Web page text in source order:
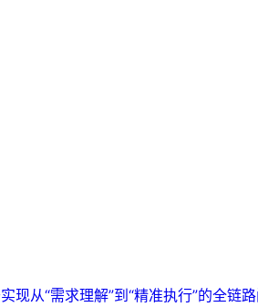
从“需求理解”到“精准执行”的全链